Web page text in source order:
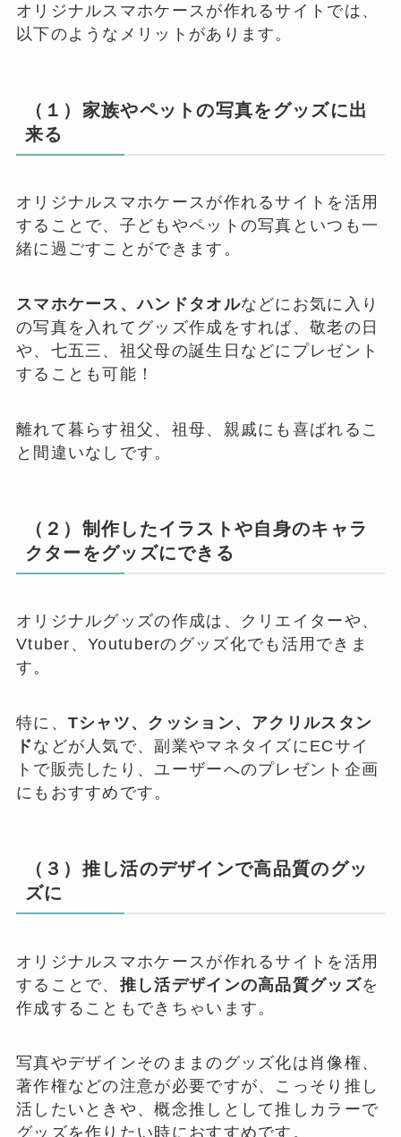
オリジナルスマホケースが作れるサイトでは、
以下のようなメリットがあります。
（１）家族やペットの写真をグッズに出
来る
オリジナルスマホケースが作れるサイトを活用
することで、子どもやペットの写真といつも一
緒に過ごすことができます。
スマホケース、ハンドタオルなどにお気に入り
の写真を入れてグッズ作成をすれば、敬老の日
や、七五三、祖父母の誕生日などにプレゼント
することも可能！
離れて暮らす祖父、祖母、親戚にも喜ばれるこ
と間違いなしです。
（２）制作したイラストや自身のキャラ
クターをグッズにできる
オリジナルグッズの作成は、クリエイターや、
Vtuber、Youtuberのグッズ化でも活用できま
す。
特に、 Tシャツ、クッション、アクリルスタン
ドなどが人気で、副業やマネタイズにECサイ
トで販売したり、ユーザーへのプレゼント企画
にもおすすめです。
（３）推し活のデザインで高品質のグッ
ズに
オリジナルスマホケースが作れるサイトを活用
することで、 推し活デザインの高品質グッズを
作成することもできちゃいます。
写真やデザインそのままのグッズ化は肖像権、
著作権などの注意が必要ですが、こっそり推し
活したいときや、概念推しとして推しカラーで
グッズを作りたい時におすすめです。